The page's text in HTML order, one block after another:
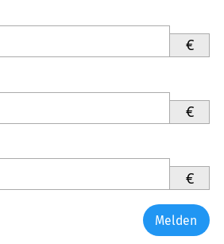
€
€
€
Melden